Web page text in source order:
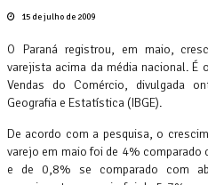
15 de julho de 2009
O Paraná registrou, em maio,
varejista acima da média nacional. É
Vendas do Comércio, divulgada
Geografia e Estatística (IBGE).
De acordo com a pesquisa, o
varejo em maio foi de 4%
e de 0,8% se comparado com